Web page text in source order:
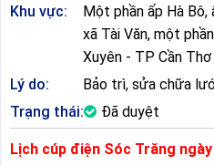
Khu vực:
Một phần ấp Hà
xã Tài Văn, một
Xuyên - TP Cần Thơ
Lý do:
Bảo trì, sửa chữa
Trạng thái:
Đã duyệt
Lịch cúp điện Sóc Trăng